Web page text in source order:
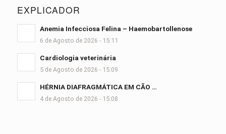
EXPLICADOR
Anemia Infecciosa Felina – Haemobartollenose
6 de Agosto de 2026 - 15:11
Cardiologia veterinária
5 de Agosto de 2026 - 15:09
HÉRNIA DIAFRAGMÁTICA EM CÃO …
4 de Agosto de 2026 - 15:08